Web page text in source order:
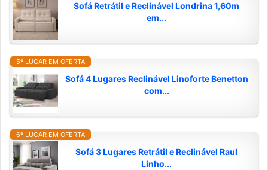
Sofá Retrátil e Reclinável Londrina 1,60m
em...
5º LUGAR EM OFERTA
Sofá 4 Lugares Reclinável Linoforte Benetton
com...
6º LUGAR EM OFERTA
Sofá 3 Lugares Retrátil e Reclinável Raul
Linho...